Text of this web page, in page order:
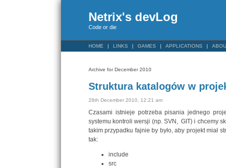
Netrix's devLog
Code or die
HOME LINKS GAMES APPLICATIONS
Archive for December 2010
Struktura katalogów w
28th December 2010, 12:21 am
Czasami istnieje potrzeba pisania jednego
systemu kontroli wersji (np. SVN, GIT) i chcemy
takim przypadku fajnie by było, aby projekt miał
tak:
include
src